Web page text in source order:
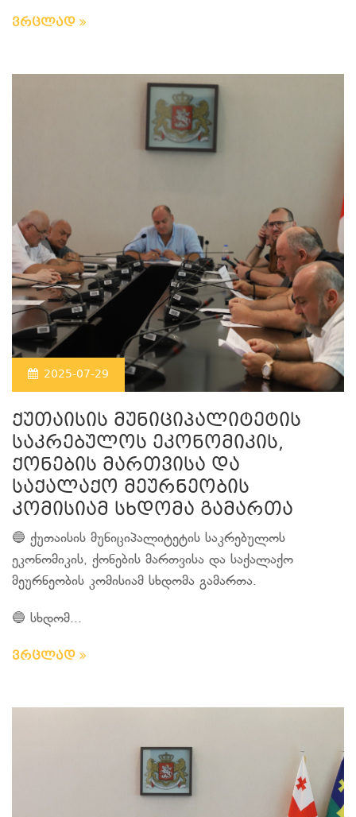
ვრცლად
2025-07-29
ქუთაისის მუნიციპალიტეტის
საკრებულოს ეკონომიკის,
ქონების მართვისა და
საქალაქო მეურნეობის
კომისიამ სხდომა გამართა
🔵 ქუთაისის მუნიციპალიტეტის საკრებულოს
ეკონომიკის, ქონების მართვისა და საქალაქო
მეურნეობის კომისიამ სხდომა გამართა.
🔵 სხდომ...
ვრცლად